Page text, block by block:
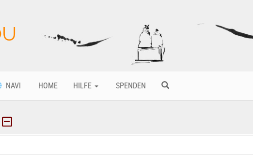
NAVI HOME HILFE SPENDEN